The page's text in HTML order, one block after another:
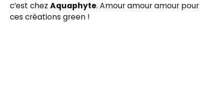
c’est chez Aquaphyte. Amour amour amour pour
ces créations green !